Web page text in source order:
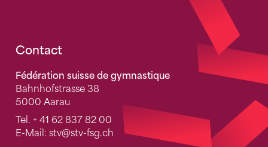
Fusszeile
Contact
Fédération suisse de gymnastique
Bahnhofstrasse 38
5000 Aarau
Tel. + 41 62 837 82 00
E-Mail: stv@stv-fsg.ch